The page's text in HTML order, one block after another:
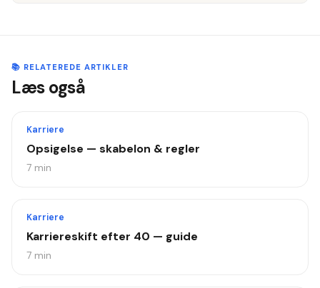
📚 RELATEREDE ARTIKLER
Læs også
Karriere
Opsigelse — skabelon & regler
7 min
Karriere
Karriereskift efter 40 — guide
7 min